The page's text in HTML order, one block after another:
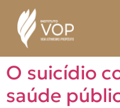
O suicídio
saúde